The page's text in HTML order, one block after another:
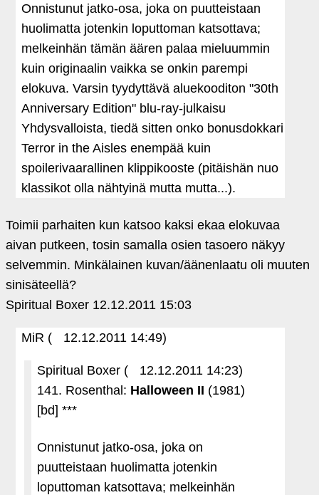
Onnistunut jatko-osa, joka on puutteistaan
huolimatta jotenkin loputtoman katsottava;
melkeinhän tämän äären palaa mieluummin
kuin originaalin vaikka se onkin parempi
elokuva. Varsin tyydyttävä aluekooditon "30th
Anniversary Edition" blu-ray-julkaisu
Yhdysvalloista, tiedä sitten onko bonusdokkari
Terror in the Aisles enempää kuin
spoilerivaarallinen klippikooste (pitäishän nuo
klassikot olla nähtyinä mutta mutta...).
Toimii parhaiten kun katsoo kaksi ekaa elokuvaa
aivan putkeen, tosin samalla osien tasoero näkyy
selvemmin. Minkälainen kuvan/äänenlaatu oli muuten
sinisäteellä?
Spiritual Boxer 12.12.2011 15:03
MiR ( 12.12.2011 14:49)
Spiritual Boxer (
12.12.2011 14:23)
141. Rosenthal: Halloween II (1981)
[bd] ***
Onnistunut jatko-osa, joka on
puutteistaan huolimatta jotenkin
loputtoman katsottava; melkeinhän